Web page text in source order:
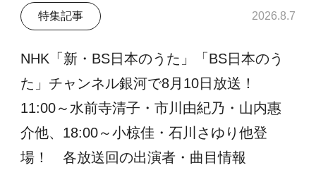
特集記事 2026.8.7
NHK「新・BS日本のうた」「BS日本のう
た」チャンネル銀河で8月10日放送！
11:00～水前寺清子・市川由紀乃・山内惠
介他、18:00～小椋佳・石川さゆり他登
場！ 各放送回の出演者・曲目情報